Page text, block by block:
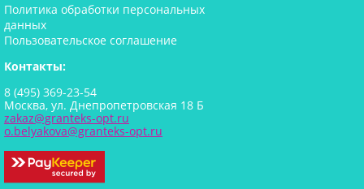
Политика обработки персональных
данных
Пользовательское соглашение
Контакты:
8 (495) 369-23-54
Москва, ул. Днепропетровская 18 Б
zakaz@granteks-opt.ru
o.belyakova@granteks-opt.ru